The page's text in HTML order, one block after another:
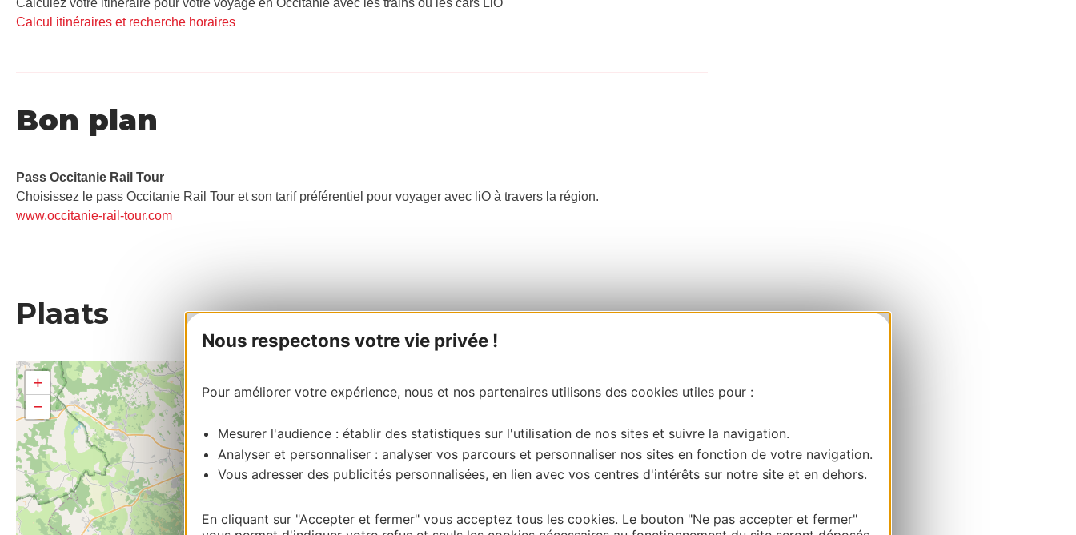
Nous respectons votre vie privée !
Pour améliorer votre expérience, nous et nos partenaires utilisons des cookies utiles pour :
Mesurer l'audience : établir des statistiques sur l'utilisation de nos sites et suivre la navigation.
Analyser et personnaliser : analyser vos parcours et personnaliser nos sites en fonction de votre navigation.
Vous adresser des publicités personnalisées, en lien avec vos centres d'intérêts sur notre site et en dehors.
En cliquant sur "Accepter et fermer" vous acceptez tous les cookies. Le bouton "Ne pas accepter et fermer"
Calcul itinéraires et recherche horaires
Bon plan
Pass Occitanie Rail Tour​
Choisissez le pass Occitanie Rail Tour et son tarif préférentiel pour voyager avec liO à travers la région.
www.occitanie-rail-tour.com
Plaats
+
−